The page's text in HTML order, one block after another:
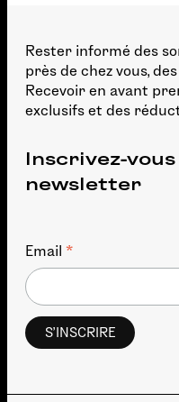
Rester informé des
près de chez vous,
Recevoir en avant
exclusifs et des
Inscrivez-
newsletter
Email *